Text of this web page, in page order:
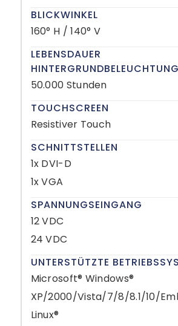
BLICKWINKEL
160° H / 140° V
LEBENSDAUER
HINTERGRUNDBELEUCHTUNG
50.000 Stunden
TOUCHSCREEN
Resistiver Touch
SCHNITTSTELLEN
1x DVI-D
1x VGA
SPANNUNGSEINGANG
12 VDC
24 VDC
UNTERSTÜTZTE
Microsoft® Windows®
XP/2000/Vista/7/8/8.1/10/
Linux®